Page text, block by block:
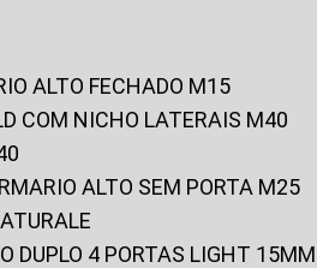
ALTO FECHADO M15
COM NICHO LATERAIS M40
ARMARIO ALTO SEM PORTA M25
DUPLO 4 PORTAS LIGHT 15MM